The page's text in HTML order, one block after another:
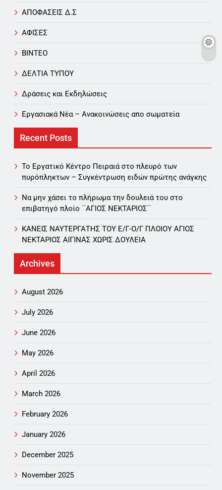
ΑΠΟΦΑΣΕΙΣ Δ.Σ
ΑΦΙΣΕΣ
ΒΙΝΤΕΟ
ΔΕΛΤΙΑ ΤΥΠΟΥ
Δράσεις και Εκδηλώσεις
Εργασιακά Νέα – Aνακοινώσεις απο σωματεία
Recent Posts
Το Εργατικό Κέντρο Πειραιά στο πλευρό των
πυρόπληκτων – Συγκέντρωση ειδών πρώτης ανάγκης
Να μην χάσει το πλήρωμα την δουλειά του στο
επιβατηγό πλοίο ΄΄ΑΓΙΟΣ ΝΕΚΤΑΡΙΟΣ΄΄
ΚΑΝΕΙΣ ΝΑΥΤΕΡΓΑΤΗΣ TOY Ε/Γ-Ο/Γ ΠΛΟΙΟY ΑΓΙΟΣ
ΝΕΚΤΑΡΙΟΣ ΑΙΓΙΝΑΣ ΧΩΡΙΣ ΔΟΥΛΕΙΑ
Archives
August 2026
July 2026
June 2026
May 2026
April 2026
March 2026
February 2026
January 2026
December 2025
November 2025